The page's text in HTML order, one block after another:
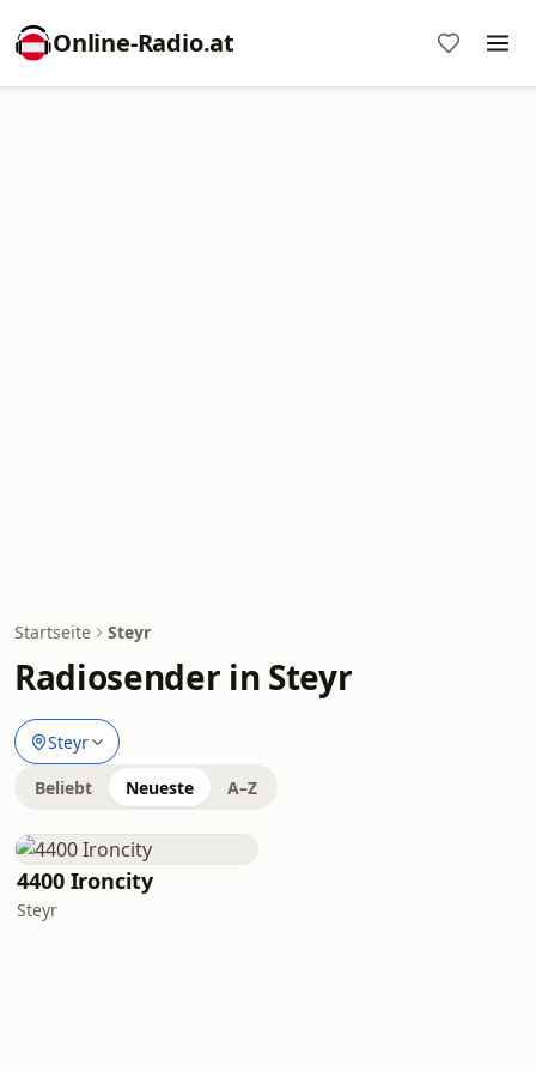
Online‑Radio.at
Startseite Steyr
Radiosender in Steyr
Steyr
Beliebt Neueste A–Z
4400 Ironcity
Steyr